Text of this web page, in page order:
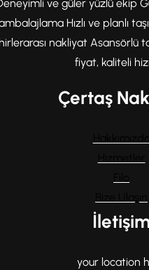
ve güler yüzlü ekip
Hızlı ve planlı
nakliyat Asansörlü
fiyat, kaliteli
Çertaş
İletişim
your location